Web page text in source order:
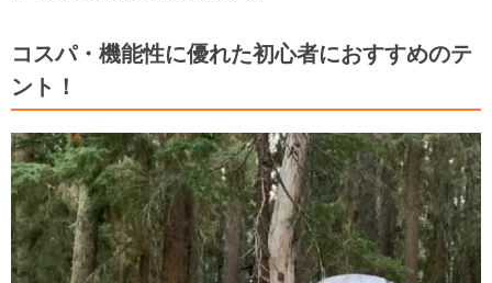
コスパ・機能性に優れた初心者におすすめのテ
ント！